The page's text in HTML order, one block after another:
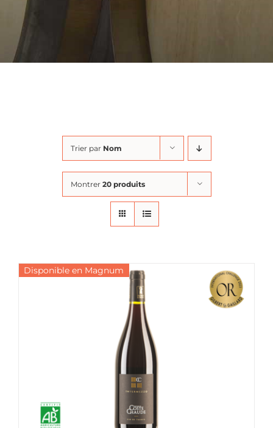
Trier par Nom
Montrer 20 produits
Disponible en Magnum